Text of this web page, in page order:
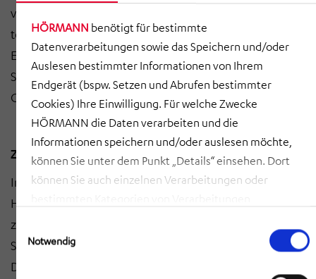
HÖRMANN benötigt für bestimmte
Datenverarbeitungen sowie das Speichern und/oder
Auslesen bestimmter Informationen von Ihrem
Endgerät (bspw. Setzen und Abrufen bestimmter
Cookies) Ihre Einwilligung. Für welche Zwecke
HÖRMANN die Daten verarbeiten und die
Informationen speichern und/oder auslesen möchte,
können Sie unter dem Punkt „Details“ einsehen. Dort
können Sie auch einzelnen Verarbeitungen oder
Sie ein, dass HÖRMANN alle der erläuterten
Informationen speichern sowie auslesen und damit
zusammenhängende Datenverarbeitungen vornehmen
Einwilligungsauswahl
Notwendig
vorhandenen Streckenausrüstung. Balisen sind
technische Einrichtungen in der Mitte des
Eisenbahngleises, die einem ­darüber hinwegfahrenden
Schienenfahrzeug Signal-, Fahrweg- und
Ortungsinformationen punktförmig übertragen.“
Zuverlässiger Partner der Deutschen Bahn
Im Zuge der ETCS-Ausrüstung übernimmt ­
HÖRMANN Kommunikation & Netze die Bauleistungen
zur Realisierung von Kabelführungssystemen und
Stromversorgungseinrichtungen an der Strecke von
Duisburg bis Freiburg. Erfahrungen mit dem System